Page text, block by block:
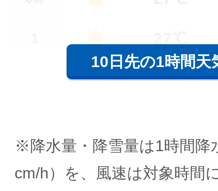
10日先の1時間天
※降水量・降雪量は1時間降
cm/h）を、風速は対象時間